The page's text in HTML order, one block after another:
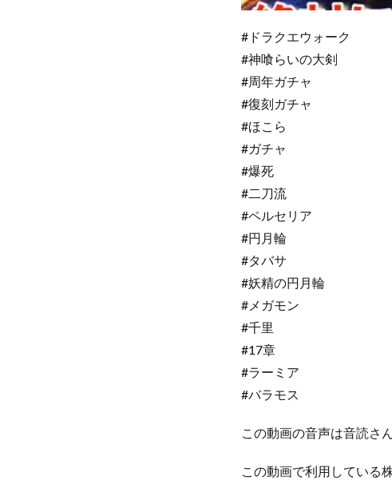
#ドラクエウォーク
#神喰らいの大剣
#周年ガチャ
#復刻ガチャ
#ほこら
#ガチャ
#爆死
#二刀流
#ペルセリア
#円月輪
#タバサ
#妖精の円月輪
#メガモン
#千里
#17章
#ラーミア
#バラモス
この動画の音声は音読さ
この動画で利用している